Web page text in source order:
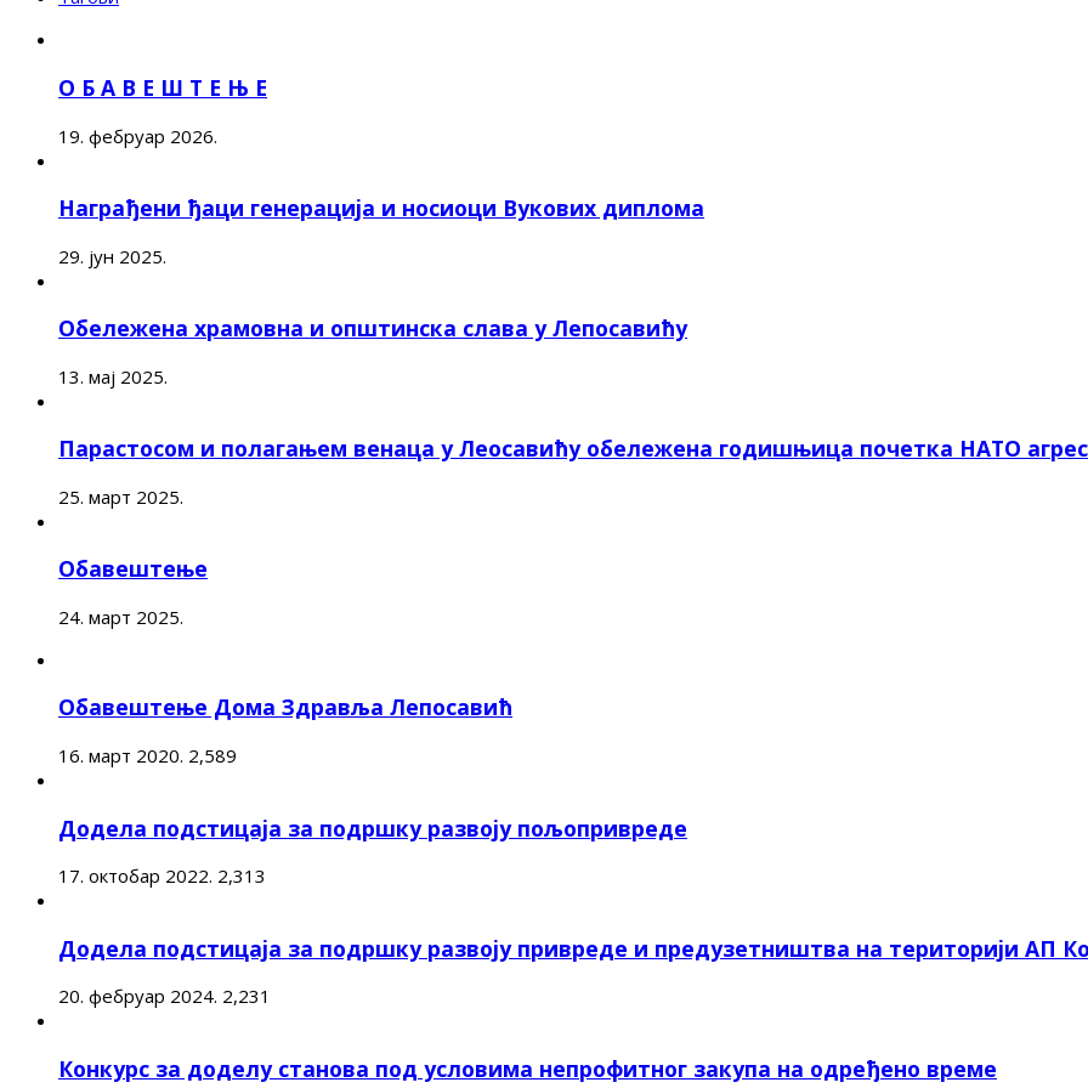
О Б А В Е Ш Т Е Њ Е
19. фебруар 2026.
Награђени ђаци генерација и носиоци Вукових диплома
29. јун 2025.
Обележена храмовна и општинска слава у Лепосавићу
13. мај 2025.
Парастосом и полагањем венаца у Леосавићу обележена годишњица почетка НАТО
25. март 2025.
Обавештење
24. март 2025.
Обавештење Дома Здравља Лепосавић
16. март 2020. 2,589
Додела подстицаја за подршку развоју пољопривреде
17. октобар 2022. 2,313
Додела подстицаја за подршку развоју привреде и предузетништва на територији АП
20. фебруар 2024. 2,231
Конкурс за доделу станова под условима непрофитног закупа на одређено време